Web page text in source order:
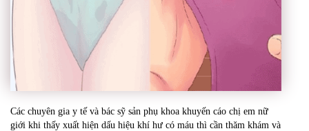
khám ngay nếu không muốn rước họa vào thân
Các chuyên gia y tế và bác sỹ sản phụ khoa khuyến cáo chị em nữ
giới khi thấy xuất hiện dấu hiệu khí hư có máu thì cần thăm khám và